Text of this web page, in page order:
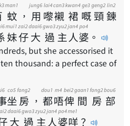
蚊
man1
， 用
jung6
嚟
lai4
襯
can3
裙
kwan4
嘅
ge3
頸
geng2
鍊
lin2
妹
mui1
仔
zai2
大
daai6
過
gwo3
主
zyu2
人
jan4
婆
po4
。
but she accessorised it
thousand: a perfect case of
坐
co5
房
fong2
， 都
dou1
唔
m4
俾
bei2
間
gaan1
房
fong2
部
bou6
大
daai6
過
gwo3
主
zyu2
人
jan4
婆
po4
咩
me1
？